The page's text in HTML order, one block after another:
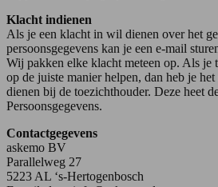
Klacht indienen
Als je een klacht in wil dienen over het
persoonsgegevens kan je een e-mail
Wij pakken elke klacht meteen op. Als
op de juiste manier helpen, dan heb je
dienen bij de toezichthouder. Deze heet
Persoonsgegevens.
Contactgegevens
askemo BV
Parallelweg 27
5223 AL ‘s-Hertogenbosch